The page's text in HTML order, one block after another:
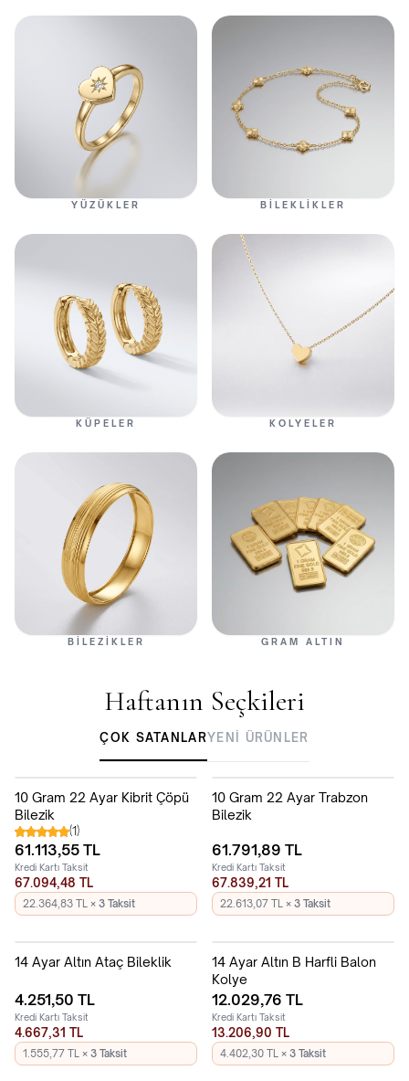
YÜZÜKLER BILEKLIKLER
KÜPELER KOLYELER
BILEZIKLER GRAM ALTIN
Haftanın Seçkileri
ÇOK SATANLARYENI ÜRÜNLER
10 Gram 22 Ayar Kibrit Çöpü
Bilezik
(1)
61.113,55 TL
Kredi Kartı Taksit
67.094,48 TL
22.364,83 TL × 3 Taksit
10 Gram 22 Ayar Trabzon
Bilezik
61.791,89 TL
Kredi Kartı Taksit
67.839,21 TL
22.613,07 TL × 3 Taksit
14 Ayar Altın Ataç Bileklik
4.251,50 TL
Kredi Kartı Taksit
4.667,31 TL
1.555,77 TL × 3 Taksit
14 Ayar Altın B Harfli Balon
Kolye
12.029,76 TL
Kredi Kartı Taksit
13.206,90 TL
4.402,30 TL × 3 Taksit